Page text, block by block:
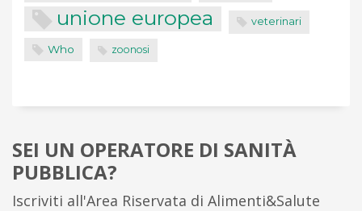
unione europea veterinari
Who zoonosi
SEI UN OPERATORE DI SANITÀ
PUBBLICA?
Iscriviti all'Area Riservata di Alimenti&Salute